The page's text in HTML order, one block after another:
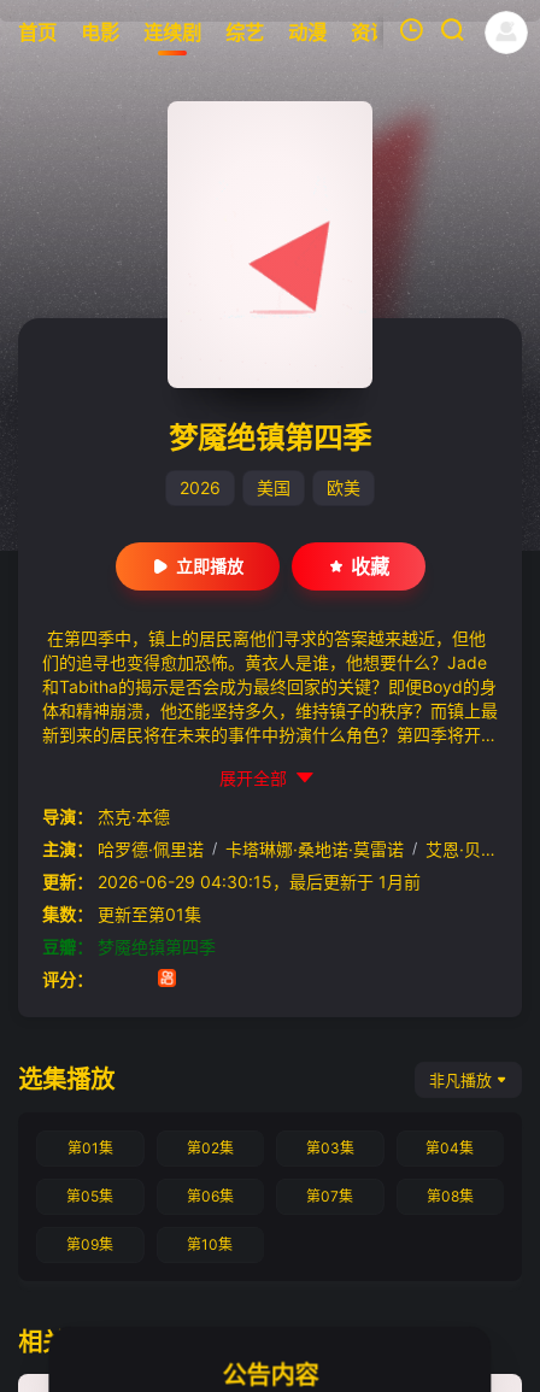
首页 电影 连续剧 综艺 动漫 资讯 明星 周表
暂无观看影片的记录
梦魇绝镇第四季
2026 美国 欧美
立即播放 收藏
在第四季中，镇上的居民离他们寻求的答案越来越近，但他
们的追寻也变得愈加恐怖。黄衣人是谁，他想要什么？Jade
和Tabitha的揭示是否会成为最终回家的关键？即便Boyd的身
体和精神崩溃，他还能坚持多久，维持镇子的秩序？而镇上最
新到来的居民将在未来的事件中扮演什么角色？第四季将开启
展开全部
导演：
杰克·本德
主演：
哈罗德·佩里诺 / 卡塔琳娜·桑地诺·莫雷诺 / 艾恩·贝利
更新：
2026-06-29 04:30:15，最后更新于 1月前
集数：
更新至第01集
豆瓣：
梦魇绝镇第四季
评分：
选集播放 非凡播放
第01集 第02集 第03集 第04集
第05集 第06集 第07集 第08集
第09集 第10集
相关推荐
公告内容